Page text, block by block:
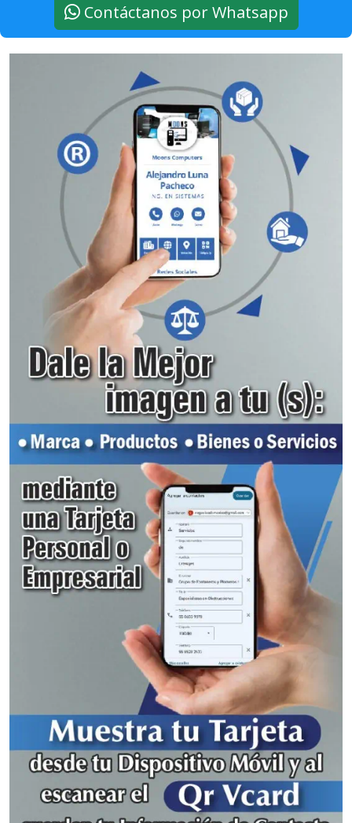
Contáctanos por Whatsapp